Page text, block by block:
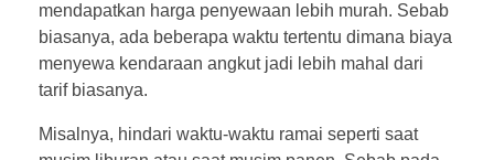
mendapatkan harga penyewaan lebih murah. Sebab
biasanya, ada beberapa waktu tertentu dimana biaya
menyewa kendaraan angkut jadi lebih mahal dari
tarif biasanya.
Misalnya, hindari waktu-waktu ramai seperti saat